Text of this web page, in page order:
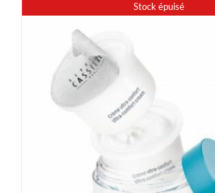
Stock épuisé